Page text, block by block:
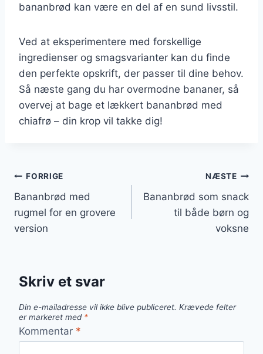
bananbrød kan være en del af en sund livsstil.
Ved at eksperimentere med forskellige
ingredienser og smagsvarianter kan du finde
den perfekte opskrift, der passer til dine behov.
Så næste gang du har overmodne bananer, så
overvej at bage et lækkert bananbrød med
chiafrø – din krop vil takke dig!
Indlægsnavigation
FORRIGE
Bananbrød med
rugmel for en grovere
version
NÆSTE
Bananbrød som snack
til både børn og
voksne
Skriv et svar
Din e-mailadresse vil ikke blive publiceret. Krævede felter
er markeret med *
Kommentar *